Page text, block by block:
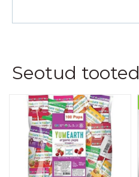
Seotud tooted